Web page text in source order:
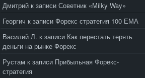
Дмитрий к записи Советник «Milky Way»
Георгич к записи Форекс стратегия 100 ЕМА
Василий Л. к записи Как перестать терять
деньги на рынке Форекс
Рустам к записи Прибыльная Форекс-
стратегия